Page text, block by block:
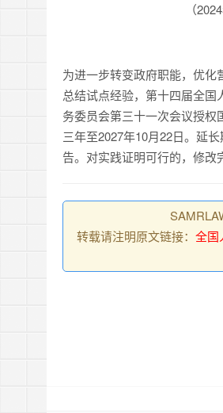
（2024
为进一步转变政府职能，优
总结试点经验，第十四届全
务委员会第三十一次会议授权
三年至2027年10月22日。 延长
告。对实践证明可行的，修改
转载请注明原文链接： 全国